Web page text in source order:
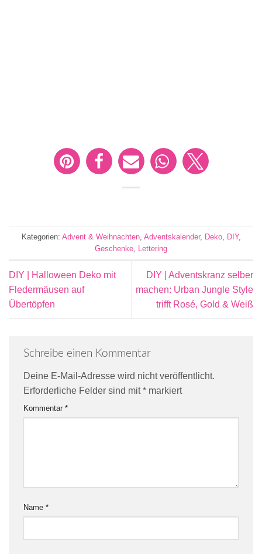
Kategorien: Advent & Weihnachten, Adventskalender, Deko, DIY,
Geschenke
Lettering
DIY | Halloween Deko mit
Fledermäusen auf
Übertöpfen
DIY | Adventskranz selber
machen: Urban Jungle Style
trifft Rosé, Gold & Weiß
Schreibe einen Kommentar
Deine E-Mail-Adresse wird nicht veröffentlicht.
Erforderliche Felder sind mit* markiert
Kommentar *
Name *